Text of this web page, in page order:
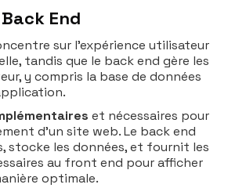
End
sur l'expérience utilisateur
tandis que le back end gère les
y compris la base de données
et nécessaires pour
d'un site web. Le back end
stocke les données, et fournit les
au front end pour afficher
optimale.